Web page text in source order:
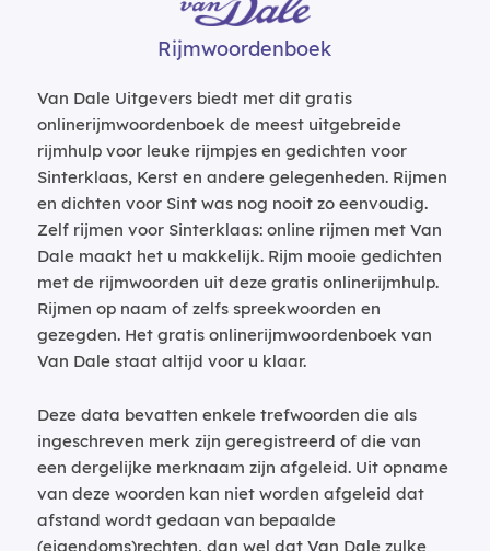
Rijmwoordenboek
Van Dale Uitgevers biedt met dit gratis
onlinerijmwoordenboek de meest uitgebreide
rijmhulp voor leuke rijmpjes en gedichten voor
Sinterklaas, Kerst en andere gelegenheden. Rijmen
en dichten voor Sint was nog nooit zo eenvoudig.
Zelf rijmen voor Sinterklaas: online rijmen met Van
Dale maakt het u makkelijk. Rijm mooie gedichten
met de rijmwoorden uit deze gratis onlinerijmhulp.
Rijmen op naam of zelfs spreekwoorden en
gezegden. Het gratis onlinerijmwoordenboek van
Van Dale staat altijd voor u klaar.
Deze data bevatten enkele trefwoorden die als
ingeschreven merk zijn geregistreerd of die van
een dergelijke merknaam zijn afgeleid. Uit opname
van deze woorden kan niet worden afgeleid dat
afstand wordt gedaan van bepaalde
(eigendoms)rechten, dan wel dat Van Dale zulke